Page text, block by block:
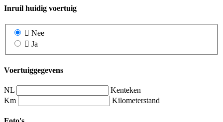
Inruil huidig voertuig
Nee
Ja
Voertuiggegevens
NL
Kenteken
Km
Kilometerstand